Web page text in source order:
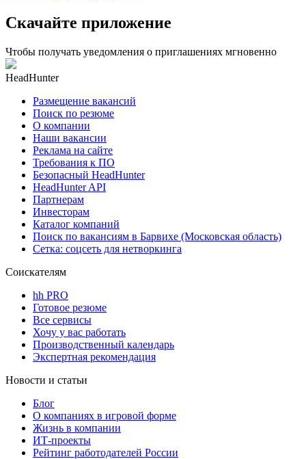
Скачайте приложение
Чтобы получать уведомления о приглашениях мгновенно
HeadHunter
Размещение вакансий
Поиск по резюме
О компании
Наши вакансии
Реклама на сайте
Требования к ПО
Безопасный HeadHunter
HeadHunter API
Партнерам
Инвесторам
Каталог компаний
Поиск по вакансиям в Барвихе (Московская область)
Сетка: соцсеть для нетворкинга
Соискателям
hh PRO
Готовое резюме
Все сервисы
Хочу у вас работать
Производственный календарь
Экспертная рекомендация
Новости и статьи
Блог
О компаниях в игровой форме
Жизнь в компании
ИТ-проекты
Рейтинг работодателей России